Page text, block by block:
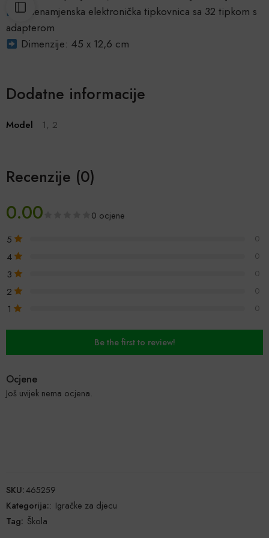
Višenamjenska elektronička tipkovnica sa 32 tipkom s
adapterom
Dimenzije: 45 x 12,6 cm
Dodatne informacije
Model 1, 2
Recenzije (0)
0.00 0 ocjene
5 0
4 0
3 0
2 0
1 0
Be the first to review!
Ocjene
Još uvijek nema ocjena.
SKU:465259
Kategorija:: Igračke za djecu
Tag: Škola